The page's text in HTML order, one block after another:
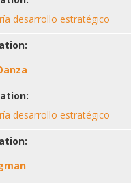
desarrollo estratégico
desarrollo estratégico